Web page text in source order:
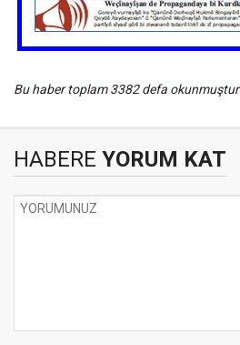
Bu haber toplam 3382 defa okunmuştur
HABERE YORUM KAT